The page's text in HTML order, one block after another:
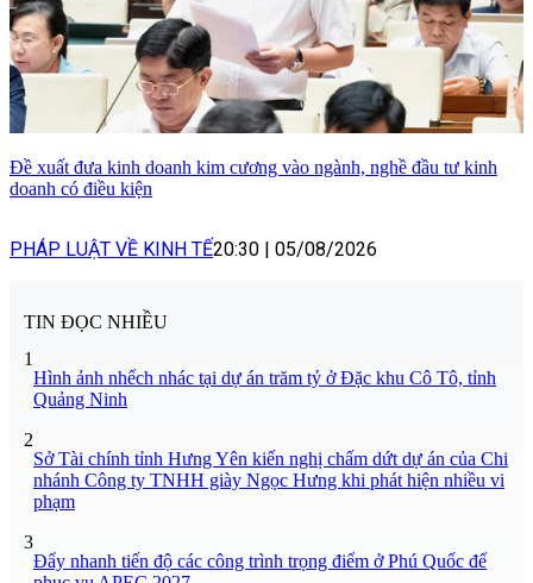
Đề xuất đưa kinh doanh kim cương vào ngành, nghề đầu tư kinh
doanh có điều kiện
PHÁP LUẬT VỀ KINH TẾ20:30 05/08/2026
TIN ĐỌC NHIỀU
1
Hình ảnh nhếch nhác tại dự án trăm tỷ ở Đặc khu Cô Tô, tỉnh
Quảng Ninh
2
Sở Tài chính tỉnh Hưng Yên kiến nghị chấm dứt dự án của Chi
nhánh Công ty TNHH giày Ngọc Hưng khi phát hiện nhiều vi
phạm
3
Đẩy nhanh tiến độ các công trình trọng điểm ở Phú Quốc để